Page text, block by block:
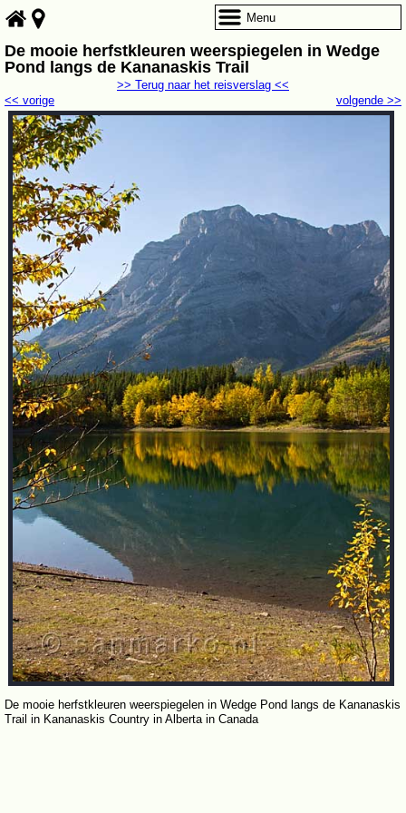
De mooie herfstkleuren weerspiegelen in Wedge
Pond langs de Kananaskis Trail
volgende >>
<< vorige
>> Terug naar het reisverslag <<
De mooie herfstkleuren weerspiegelen in Wedge Pond langs de Kananaskis
Trail in Kananaskis Country in Alberta in Canada
Menu